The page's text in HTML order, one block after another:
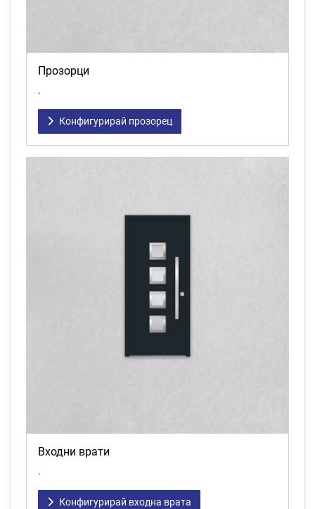
Прозорци
.
Конфигурирай прозорец
Входни врати
.
Конфигурирай входна врата